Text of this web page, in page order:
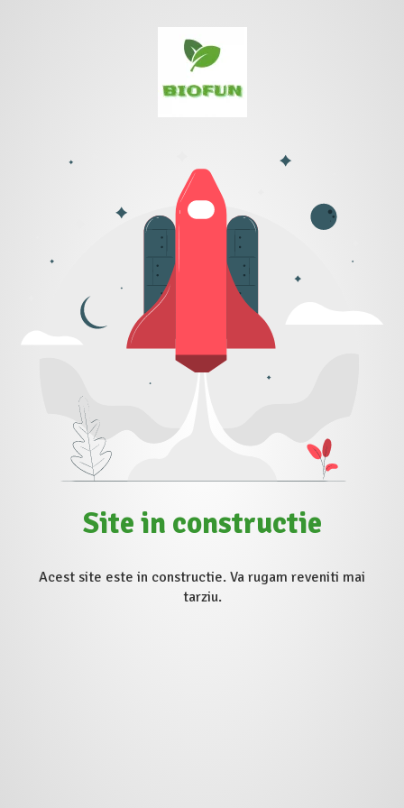
Site in constructie
Acest site este in constructie. Va rugam reveniti mai
tarziu.